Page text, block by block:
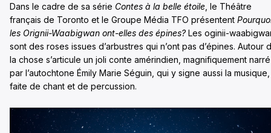
Dans le cadre de sa série Contes à la belle étoile , le Théâtre
français de Toronto et le Groupe Média TFO présentent
les Orignii-Waabigwan ont-elles des épines?Les oginii-
sont des roses issues d’arbustres qui n’ont pas d’épines. Autour
la chose s’articule un joli conte amérindien, magnifiquement narré
par l’autochtone Émily Marie Séguin, qui y signe aussi la musique,
faite de chant et de percussion.